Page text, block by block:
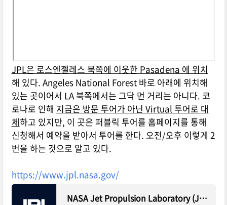
JPL은 로스엔젤레스 북쪽에 이웃한 Pasadena 에 위치
해 있다. Angeles National Forest 바로 아래에 위치해
있는 곳이어서 LA 북쪽에서는 그닥 먼 거리는 아니다. 코
로나로 인해 지금은 방문 투어가 아닌 Virtual 투어로 대
체하고 있지만, 이 곳은 퍼블릭 투어를 홈페이지를 통해
신청해서 예약을 받아서 투어를 한다. 오전/오후 이렇게 2
번을 하는 것으로 알고 있다.
https://www.jpl.nasa.gov/
NASA Jet Propulsion Laboratory (JPL) - Robotic Space Exploration